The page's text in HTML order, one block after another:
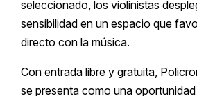
seleccionado, los violinistas
sensibilidad en un espacio que
directo con la música.
Con entrada libre y gratuita,
se presenta como una